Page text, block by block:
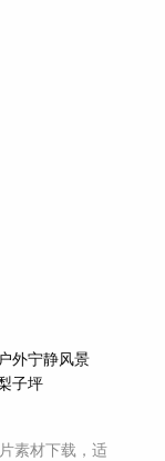
户外宁静风景
子坪
素材下载，适